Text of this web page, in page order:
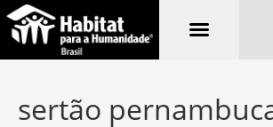
sertão